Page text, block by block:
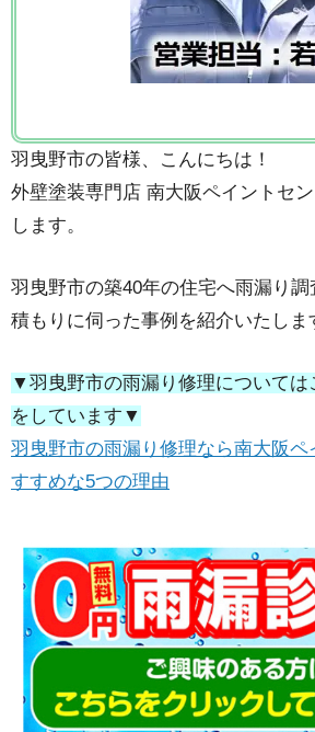
羽曳野市の皆様、こんにちは！
外壁塗装専門店 南大阪ペイントセ
します。
羽曳野市の築40年の住宅へ雨漏り
積もりに伺った事例を紹介いたしま
▼羽曳野市の雨漏り修理については
をしています▼
羽曳野市の雨漏り修理なら南大阪ペ
すすめな5つの理由